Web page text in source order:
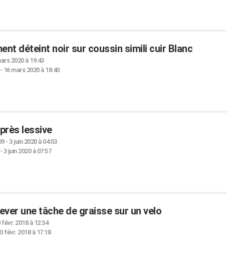
déteint noir sur coussin simili cuir Blanc
2020 à 19:43
16 mars 2020 à 18:40
lessive
- 3 juin 2020 à 04:53
3 juin 2020 à 07:57
une tâche de graisse sur un velo
févr. 2018 à 12:34
févr. 2018 à 17:18